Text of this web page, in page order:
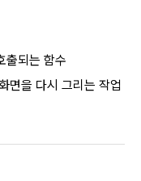
출되는 함수
면을 다시 그리는 작업